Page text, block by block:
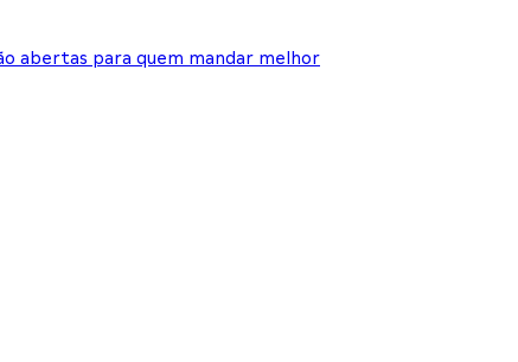
abertas para quem mandar melhor